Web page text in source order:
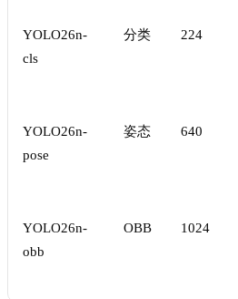
YOLO26n-
cls
分类 224
YOLO26n-
pose
姿态 640
YOLO26n-
obb
OBB 1024